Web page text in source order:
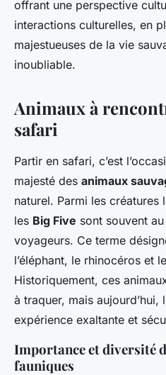
offrant une perspective
interactions culturelles, en
majestueuses de la vie
inoubliable.
Animaux à
safari
Partir en safari, c’est
majesté des animaux
naturel. Parmi les créatures
les Big Five sont souvent
voyageurs. Ce terme
l’éléphant, le rhinocéros et
Historiquement, ces
à traquer, mais
expérience exaltante et
Importance et diversité
fauniques